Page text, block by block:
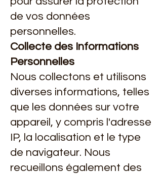
de vos données
personnelles.
Collecte des Informations
Personnelles
Nous collectons et utilisons
diverses informations, telles
que les données sur votre
appareil, y compris l'adresse
IP, la localisation et le type
de navigateur. Nous
recueillons également des